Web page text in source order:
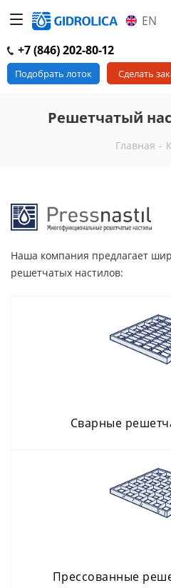
EN
+7 (846) 202-80-12
Подобрать лоток Сделать
Решетчатый
Главная -
Наша компания предлагает
решетчатых настилов:
сварные
прессованные